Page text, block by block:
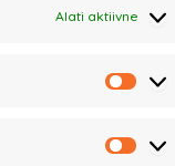
Alati aktiivne